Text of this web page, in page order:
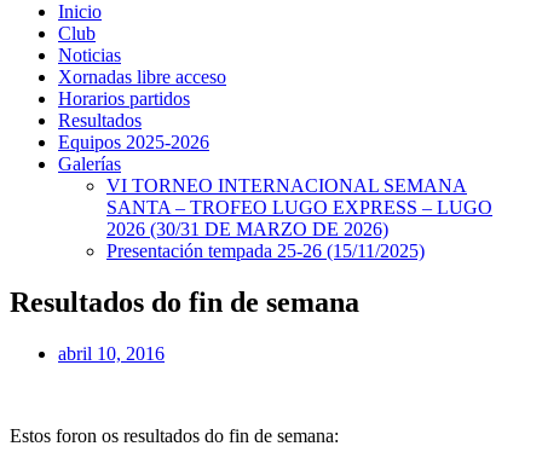
Inicio
Club
Noticias
Xornadas libre acceso
Horarios partidos
Resultados
Equipos 2025-2026
Galerías
VI TORNEO INTERNACIONAL SEMANA
SANTA – TROFEO LUGO EXPRESS – LUGO
2026 (30/31 DE MARZO DE 2026)
Presentación tempada 25-26 (15/11/2025)
Resultados do fin de semana
abril 10, 2016
Estos foron os resultados do fin de semana: